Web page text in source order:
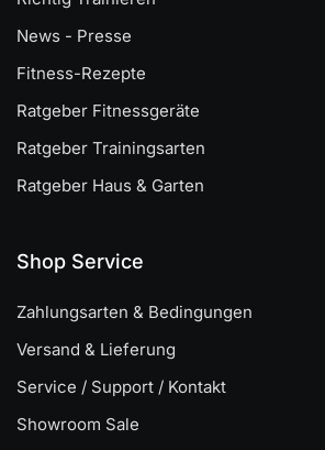
News - Presse
Fitness-Rezepte
Ratgeber Fitnessgeräte
Ratgeber Trainingsarten
Ratgeber Haus & Garten
Shop Service
Zahlungsarten & Bedingungen
Versand & Lieferung
Service / Support / Kontakt
Showroom Sale